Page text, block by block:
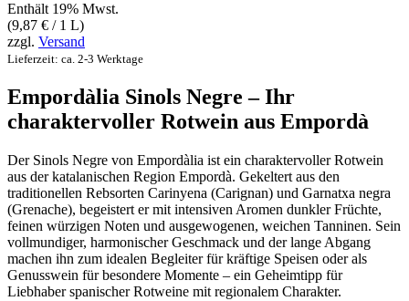
Enthält 19% Mwst.
(9,87 € / 1 L)
zzgl. Versand
Lieferzeit: ca. 2-3 Werktage
Empordàlia Sinols Negre – Ihr
charaktervoller Rotwein aus Empordà
Der Sinols Negre von Empordàlia ist ein charaktervoller Rotwein
aus der katalanischen Region Empordà. Gekeltert aus den
traditionellen Rebsorten Carinyena (Carignan) und Garnatxa negra
(Grenache), begeistert er mit intensiven Aromen dunkler Früchte,
feinen würzigen Noten und ausgewogenen, weichen Tanninen. Sein
vollmundiger, harmonischer Geschmack und der lange Abgang
machen ihn zum idealen Begleiter für kräftige Speisen oder als
Genusswein für besondere Momente – ein Geheimtipp für
Liebhaber spanischer Rotweine mit regionalem Charakter.